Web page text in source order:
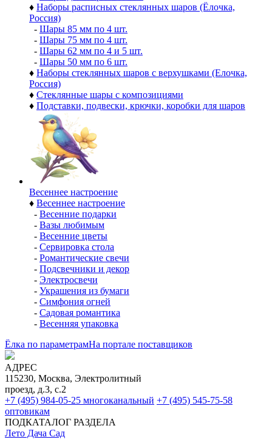
♦ Наборы расписных стеклянных шаров (Ёлочка,
Россия)
- Шары 85 мм по 4 шт.
- Шары 75 мм по 4 шт.
- Шары 62 мм по 4 и 5 шт.
- Шары 50 мм по 6 шт.
♦ Наборы стеклянных шаров с верхушками (Елочка,
Россия)
♦ Стеклянные шары с композициями
♦ Подставки, подвески, крючки, коробки для шаров
Весеннее настроение
♦ Весеннее настроение
- Весенние подарки
- Вазы любимым
- Весенние цветы
- Сервировка стола
- Романтические свечи
- Подсвечники и декор
- Электросвечи
- Украшения из бумаги
- Симфония огней
- Садовая романтика
- Весенняя упаковка
Ёлка по параметрамНа портале поставщиков
АДРЕС
115230, Москва, Электролитный
проезд, д.3, с.2
+7 (495) 984-05-25 многоканальный +7 (495) 545-75-58
оптовикам
ПОДКАТАЛОГ РАЗДЕЛА
Лето Дача Сад